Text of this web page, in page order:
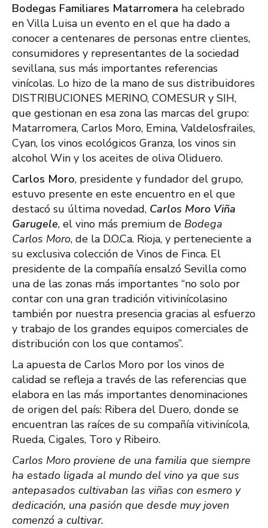
Bodegas Familiares Matarromera ha celebrado
en Villa Luisa un evento en el que ha dado a
conocer a centenares de personas entre clientes,
consumidores y representantes de la sociedad
sevillana, sus más importantes referencias
vinícolas. Lo hizo de la mano de sus distribuidores
DISTRIBUCIONES MERINO, COMESUR y SIH,
que gestionan en esa zona las marcas del grupo:
Matarromera, Carlos Moro, Emina, Valdelosfrailes,
Cyan, los vinos ecológicos Granza, los vinos sin
alcohol Win y los aceites de oliva Oliduero.
Carlos Moro, presidente y fundador del grupo,
estuvo presente en este encuentro en el que
destacó su última novedad, Carlos Moro Viña
Garugele, el vino más premium de Bodega
Carlos Moro, de la D.O.Ca. Rioja, y perteneciente a
su exclusiva colección de Vinos de Finca. El
presidente de la compañía ensalzó Sevilla como
una de las zonas más importantes “no solo por
contar con una gran tradición vitivinícolasino
también por nuestra presencia gracias al esfuerzo
y trabajo de los grandes equipos comerciales de
distribución con los que contamos”.
La apuesta de Carlos Moro por los vinos de
calidad se refleja a través de las referencias que
elabora en las más importantes denominaciones
de origen del país: Ribera del Duero, donde se
encuentran las raíces de su compañía vitivinícola,
Rueda, Cigales, Toro y Ribeiro.
Carlos Moro proviene de una familia que siempre
ha estado ligada al mundo del vino ya que sus
antepasados cultivaban las viñas con esmero y
dedicación, una pasión que desde muy joven
comenzó a cultivar.